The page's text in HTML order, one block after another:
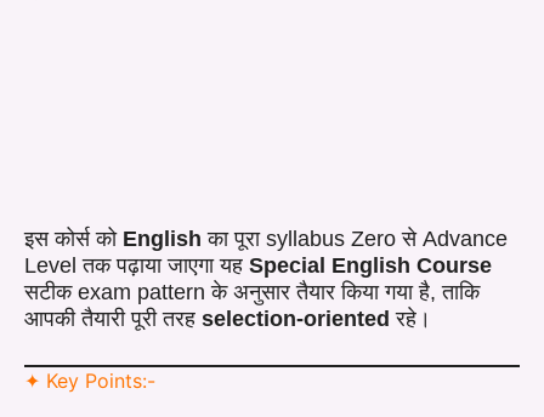
इस कोर्स को Englishका पूरा syllabus Zero से Advance
Level तक पढ़ाया जाएगा यह Special English Course
सटीक exam pattern के अनुसार तैयार किया गया है, ताकि
आपकी तैयारी पूरी तरह selection-oriented रहे।
✦ Key Points:-